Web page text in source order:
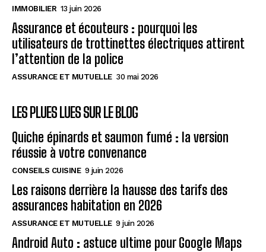
IMMOBILIER 13 juin 2026
Assurance et écouteurs : pourquoi les
utilisateurs de trottinettes électriques attirent
l’attention de la police
ASSURANCE ET MUTUELLE 30 mai 2026
LES PLUES LUES SUR LE BLOG
Quiche épinards et saumon fumé : la version
réussie à votre convenance
CONSEILS CUISINE 9 juin 2026
Les raisons derrière la hausse des tarifs des
assurances habitation en 2026
ASSURANCE ET MUTUELLE 9 juin 2026
Android Auto : astuce ultime pour Google Maps